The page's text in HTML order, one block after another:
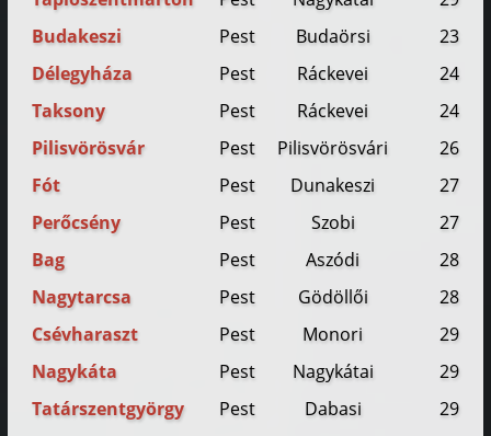
Budakeszi
Pest Budaörsi
23
Délegyháza
Pest Ráckevei
24
Taksony
Pest Ráckevei
24
Pilisvörösvár
Pest Pilisvörösvári
26
Fót
Pest Dunakeszi
27
Perőcsény
Pest Szobi
27
Bag
Pest Aszódi
28
Nagytarcsa
Pest Gödöllői
28
Csévharaszt
Pest Monori
29
Nagykáta
Pest Nagykátai
29
Tatárszentgyörgy
Pest Dabasi
29